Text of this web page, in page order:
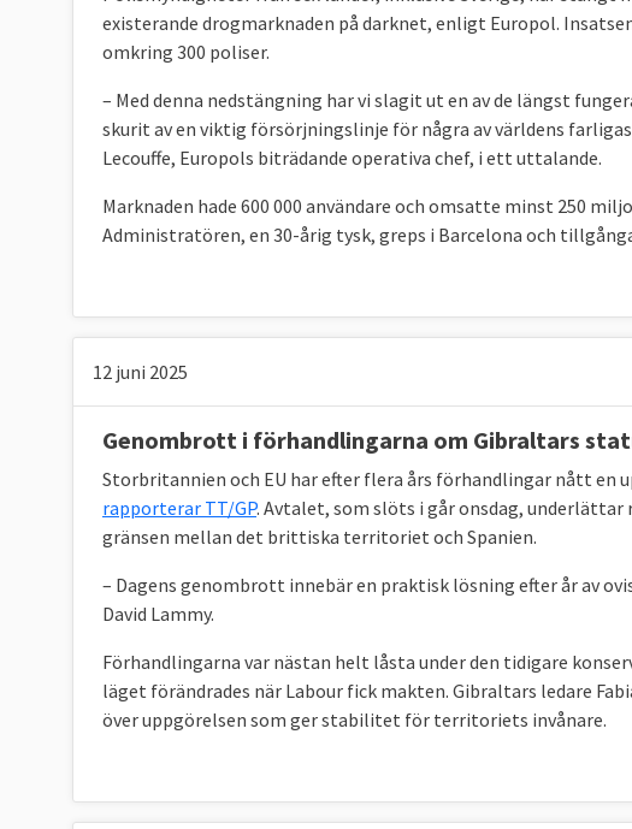
existerande drogmarknaden på darknet, enligt Europol.
omkring 300 poliser.
– Med denna nedstängning har vi slagit ut en av de längst
skurit av en viktig försörjningslinje för några av världens
Lecouffe, Europols biträdande operativa chef, i ett uttalande.
Marknaden hade 600 000 användare och omsatte minst 250
Administratören, en 30-årig tysk, greps i Barcelona och
12 juni 2025
Genombrott i förhandlingarna om Gibraltars
Storbritannien och EU har efter flera års förhandlingar nått en
rapporterar TT/GP. Avtalet, som slöts i går onsdag, underlättar
gränsen mellan det brittiska territoriet och Spanien.
– Dagens genombrott innebär en praktisk lösning efter år av
David Lammy.
Förhandlingarna var nästan helt låsta under den tidigare
läget förändrades när Labour fick makten. Gibraltars ledare
över uppgörelsen som ger stabilitet för territoriets invånare.